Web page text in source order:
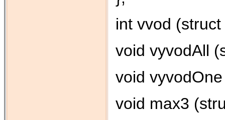
int vvod
void vyvodAll
void
void max3